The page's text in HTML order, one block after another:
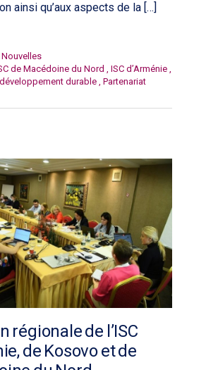
ainsi qu’aux aspects de la […]
Nouvelles
de Macédoine du Nord , ISC d’Arménie ,
durable , Partenariat
régionale de l’ISC
de Kosovo et de